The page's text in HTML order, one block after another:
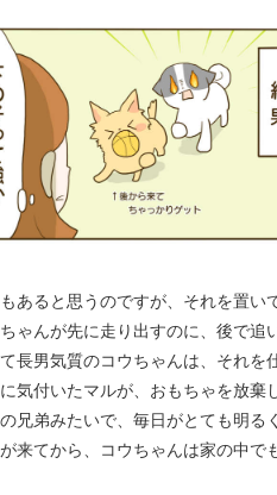
あると思うのですが、それを置い
ゃんが先に走り出すのに、後で追
長男気質のコウちゃんは、それ
気付いたマルが、おもちゃを放
兄弟みたいで、毎日がとても明る
来てから、コウちゃんは家の中で